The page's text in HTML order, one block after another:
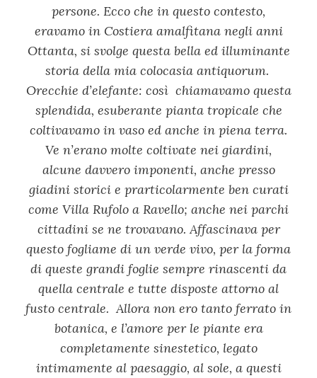
persone. Ecco che in questo contesto,
eravamo in Costiera amalfitana negli anni
Ottanta, si svolge questa bella ed illuminante
storia della mia colocasia antiquorum.
Orecchie d’elefante: così chiamavamo questa
splendida, esuberante pianta tropicale che
coltivavamo in vaso ed anche in piena terra.
Ve n’erano molte coltivate nei giardini,
alcune davvero imponenti, anche presso
giadini storici e prarticolarmente ben curati
come Villa Rufolo a Ravello; anche nei parchi
cittadini se ne trovavano. Affascinava per
questo fogliame di un verde vivo, per la forma
di queste grandi foglie sempre rinascenti da
quella centrale e tutte disposte attorno al
fusto centrale. Allora non ero tanto ferrato in
botanica, e l’amore per le piante era
completamente sinestetico, legato
intimamente al paesaggio, al sole, a questi